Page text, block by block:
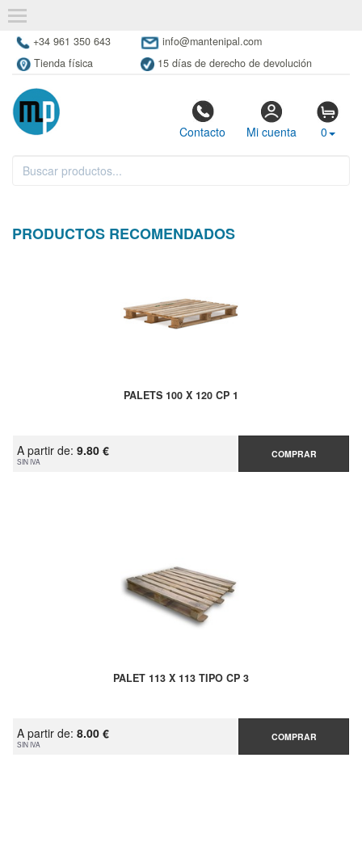
+34 961 350 643
info@mantenipal.com
Tienda física
15 días de derecho de devolución
Contacto Mi cuenta 0
PRODUCTOS RECOMENDADOS
PALETS 100 X 120 CP 1
A partir de: 9.80 €
SIN IVA
COMPRAR
PALET 113 X 113 TIPO CP 3
A partir de: 8.00 €
SIN IVA
COMPRAR